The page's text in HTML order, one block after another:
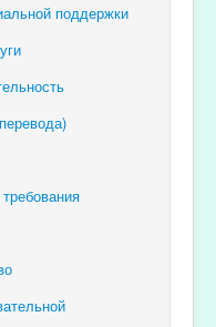
поддержки